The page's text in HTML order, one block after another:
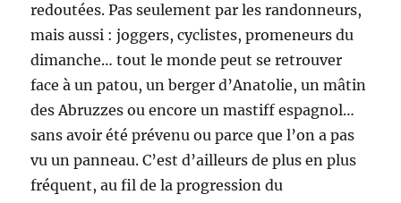
redoutées. Pas seulement par les randonneurs,
mais aussi : joggers, cyclistes, promeneurs du
dimanche… tout le monde peut se retrouver
face à un patou, un berger d’Anatolie, un mâtin
des Abruzzes ou encore un mastiff espagnol…
sans avoir été prévenu ou parce que l’on a pas
vu un panneau. C’est d’ailleurs de plus en plus
fréquent, au fil de la progression du